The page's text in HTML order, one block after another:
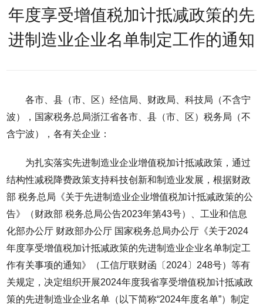
年度享受增值税加计抵减政策的先
进制造业企业名单制定工作的通知
各市、县（市、区）经信局、财政局、科技局（不含宁
波），国家税务总局浙江省各市、县（市、区）税务局（不
含宁波），各有关企业：
为扎实落实先进制造业企业增值税加计抵减政策，通过
结构性减税降费政策支持科技创新和制造业发展，根据财政
部 税务总局《关于先进制造业企业增值税加计抵减政策的公
告》（财政部 税务总局公告2023年第43号）、工业和信息
化部办公厅 财政部办公厅 国家税务总局办公厅《关于2024
年度享受增值税加计抵减政策的先进制造业企业名单制定工
作有关事项的通知》（工信厅联财函〔2024〕248号）等有
关规定，决定组织开展2024年度我省享受增值税加计抵减政
策的先进制造业企业名单（以下简称“2024年度名单”）制定